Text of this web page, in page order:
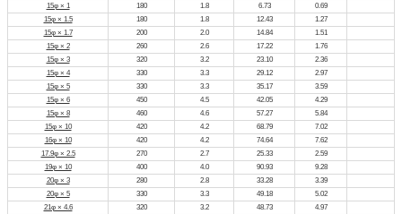
15φ × 1
180 1.8 6.73
0.69
15φ × 1.5
180 1.8 12.43
1.27
15φ × 1.7
200 2.0 14.84
1.51
15φ × 2
260 2.6 17.22
1.76
15φ × 3
320 3.2 23.10
2.36
15φ × 4
330 3.3 29.12
2.97
15φ × 5
330 3.3 35.17
3.59
15φ × 6
450 4.5 42.05
4.29
15φ × 8
460 4.6 57.27
5.84
15φ × 10
420 4.2 68.79
7.02
16φ × 10
420 4.2 74.64
7.62
17.9φ × 2.5
270 2.7 25.33
2.59
19φ × 10
400 4.0 90.93
9.28
20φ × 3
280 2.8 33.28
3.39
20φ × 5
330 3.3 49.18
5.02
21φ × 4.6
320 3.2 48.73
4.97